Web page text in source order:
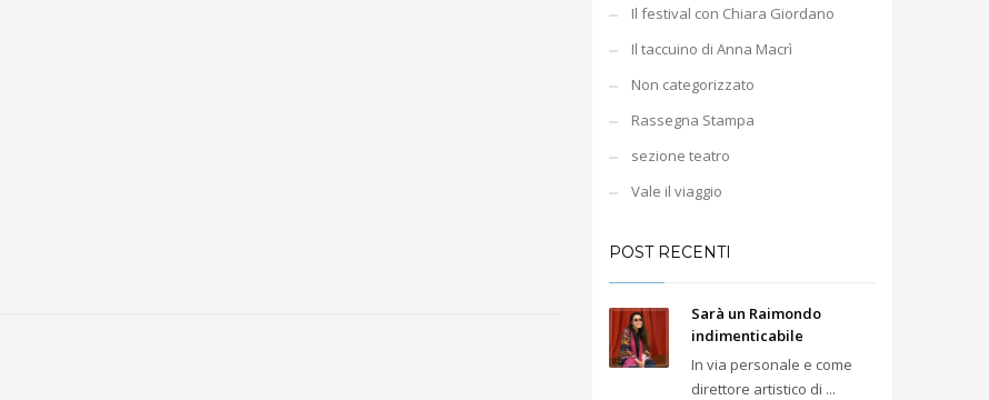
Il festival con Chiara Giordano
Il taccuino di Anna Macrì
Non categorizzato
Rassegna Stampa
sezione teatro
Vale il viaggio
POST RECENTI
Sarà un Raimondo
indimenticabile
In via personale e come
direttore artistico di ...